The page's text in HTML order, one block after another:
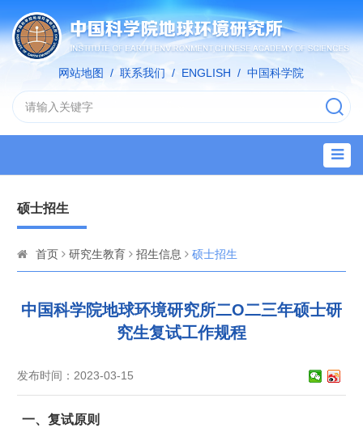
网站地图 / 联系我们 / ENGLISH / 中国科学院
硕士招生
首页 研究生教育 招生信息 硕士招生
中国科学院地球环境研究所二O二三年硕士研
究生复试工作规程
发布时间：2023-03-15
一、复试原则